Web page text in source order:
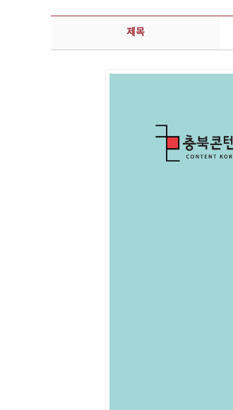
보도자료 상세보기 - 제목, 담당부서, 담당자, 담당연락처, 내용, 첨부파일 정보 제공
제목